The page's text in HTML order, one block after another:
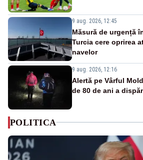
9 aug. 2026, 12:45
Măsură de urgență
Turcia cere oprirea
navelor
9 aug. 2026, 12:16
Alertă pe Vârful
de 80 de ani a
POLITICA